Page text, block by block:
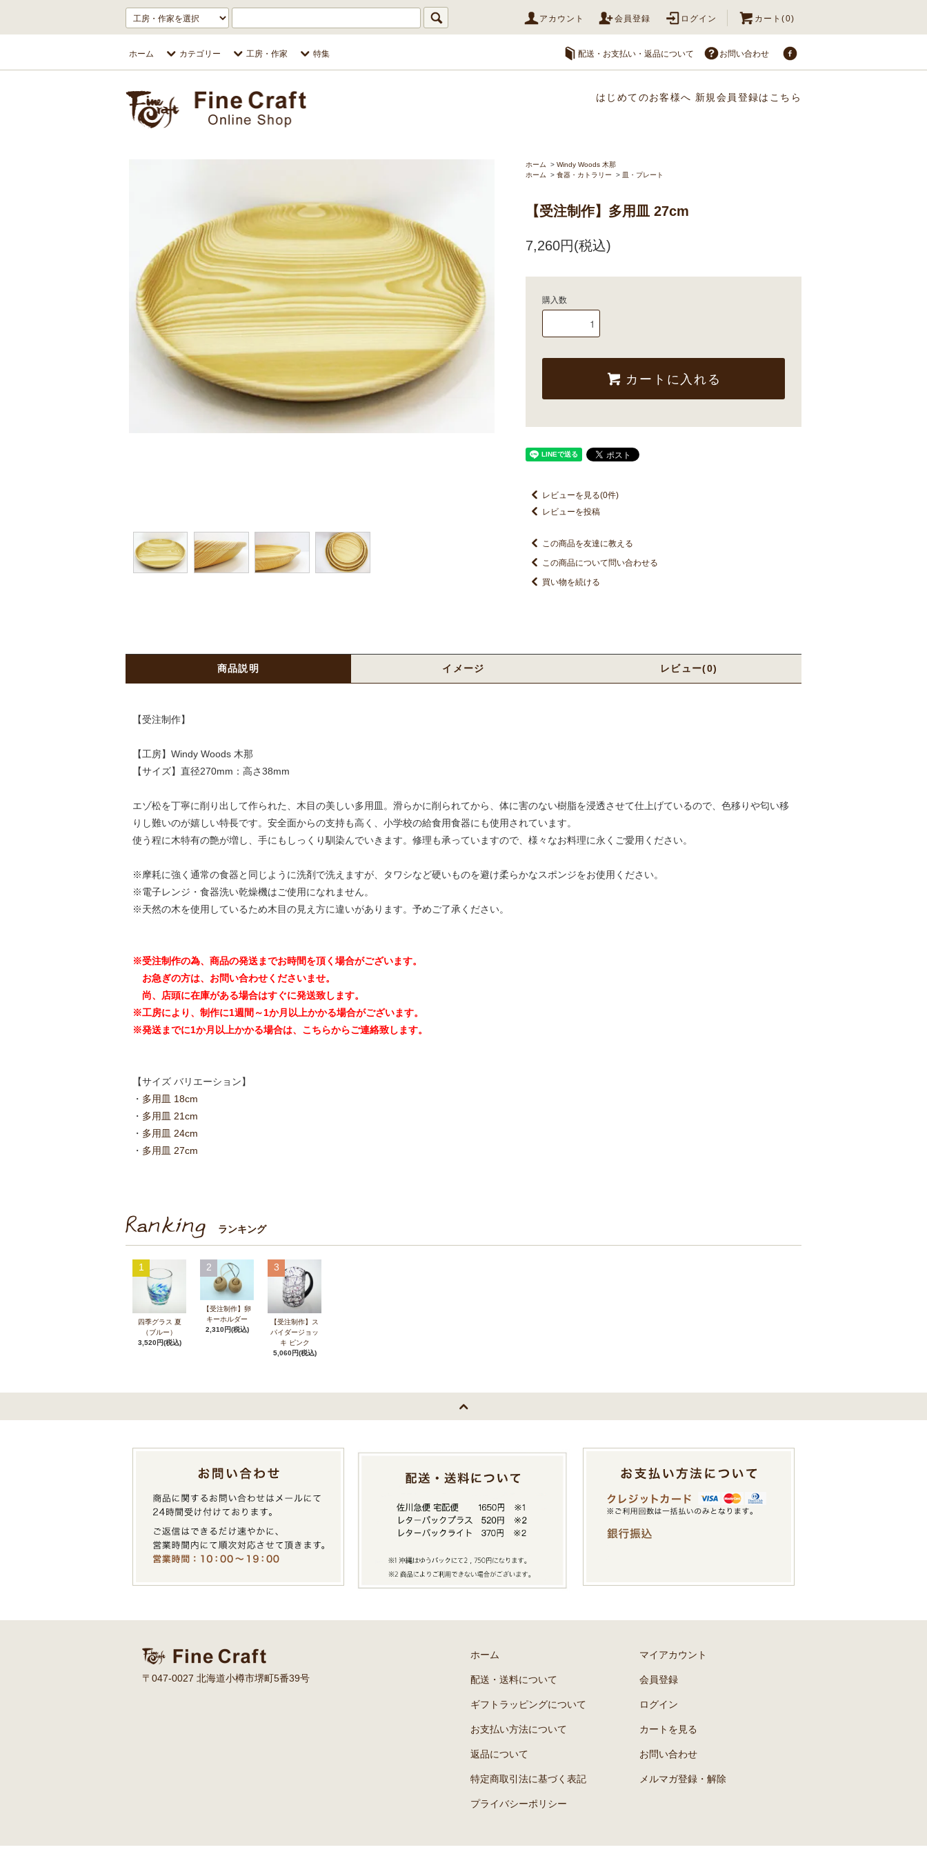
アカウント 会員登録 ログイン カート(0)
ホーム カテゴリー 工房・作家 特集 配送・お支払い・返品について お問い合わせ
はじめてのお客様へ 新規会員登録はこちら
ホーム > Windy Woods 木那
ホーム
> 食器・カトラリー > 皿・プレート
【受注制作】多用皿 27cm
7,260円(税込)
購入数
カートに入れる
レビューを見る(0件)
レビューを投稿
この商品を友達に教える
この商品について問い合わせる
買い物を続ける
商品説明 イメージ レビュー(0)
【受注制作】
【工房】Windy Woods 木那
【サイズ】直径270mm：高さ38mm
エゾ松を丁寧に削り出して作られた、木目の美しい多用皿。滑らかに削られてから、体に害のない樹脂を浸透させて仕上げているので、色移りや匂い移
りし難いのが嬉しい特長です。安全面からの支持も高く、小学校の給食用食器にも使用されています。
使う程に木特有の艶が増し、手にもしっくり馴染んでいきます。修理も承っていますので、様々なお料理に永くご愛用ください。
※摩耗に強く通常の食器と同じように洗剤で洗えますが、タワシなど硬いものを避け柔らかなスポンジをお使用ください。
※電子レンジ・食器洗い乾燥機はご使用になれません。
※天然の木を使用しているため木目の見え方に違いがあります。予めご了承ください。
※受注制作の為、商品の発送までお時間を頂く場合がございます。
お急ぎの方は、お問い合わせくださいませ。
尚、店頭に在庫がある場合はすぐに発送致します。
※工房により、制作に1週間～1か月以上かかる場合がございます。
※発送までに1か月以上かかる場合は、こちらからご連絡致します。
【サイズ バリエーション】
・ 多用皿 18cm
・ 多用皿 21cm
・ 多用皿 24cm
・ 多用皿 27cm
ランキング
1
四季グラス 夏
（ブルー）
3,520円(税込)
2
【受注制作】卵
キーホルダー
2,310円(税込)
3
【受注制作】ス
パイダージョッ
キ ピンク
5,060円(税込)
〒047-0027 北海道小樽市堺町5番39号
ホーム
配送・送料について
ギフトラッピングについて
お支払い方法について
返品について
特定商取引法に基づく表記
プライバシーポリシー
マイアカウント
会員登録
ログイン
カートを見る
お問い合わせ
メルマガ登録・解除